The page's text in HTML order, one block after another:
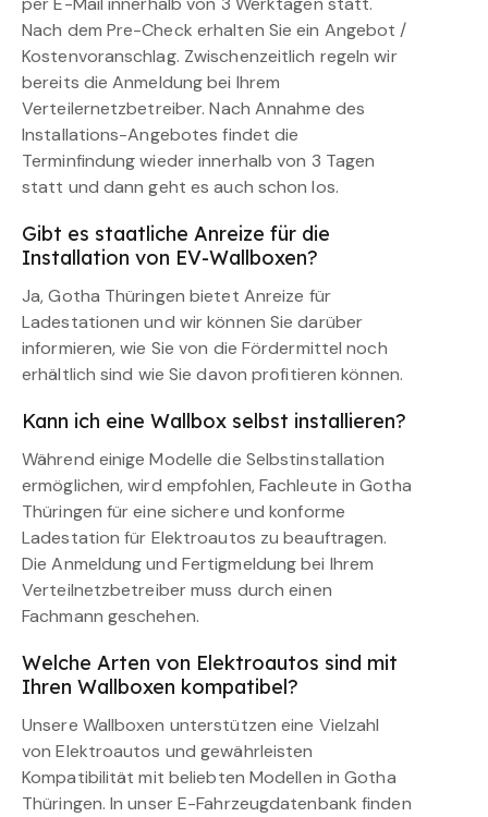
Nach dem Pre-Check erhalten Sie ein Angebot /
Kostenvoranschlag. Zwischenzeitlich regeln wir
bereits die Anmeldung bei Ihrem
Verteilernetzbetreiber. Nach Annahme des
Installations-Angebotes findet die
Terminfindung wieder innerhalb von 3 Tagen
statt und dann geht es auch schon los.
Gibt es staatliche Anreize für die
Installation von EV-Wallboxen?
Ja, Gotha Thüringen bietet Anreize für
Ladestationen und wir können Sie darüber
informieren, wie Sie von die Fördermittel noch
erhältlich sind wie Sie davon profitieren können.
Kann ich eine Wallbox selbst installieren?
Während einige Modelle die Selbstinstallation
ermöglichen, wird empfohlen, Fachleute in Gotha
Thüringen für eine sichere und konforme
Ladestation für Elektroautos zu beauftragen.
Die Anmeldung und Fertigmeldung bei Ihrem
Verteilnetzbetreiber muss durch einen
Fachmann geschehen.
Welche Arten von Elektroautos sind mit
Ihren Wallboxen kompatibel?
Unsere Wallboxen unterstützen eine Vielzahl
von Elektroautos und gewährleisten
Kompatibilität mit beliebten Modellen in Gotha
Thüringen. In unser E-Fahrzeugdatenbank finden